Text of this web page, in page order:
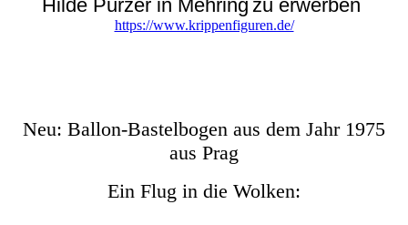
Hilde Purzer in Mehring zu erwerben
https://www.krippenfiguren.de/
Neu: Ballon-Bastelbogen aus dem Jahr 1975
aus Prag
Ein Flug in die Wolken: